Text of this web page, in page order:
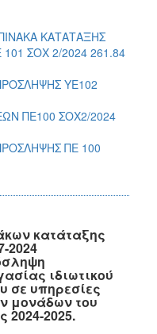
ΚΑΤΑΤΑΞΗΣ
ΣΟΧ 2/2024 261.84
ΥΕ102
ΠΕ100 ΣΟΧ2/2024
ΠΕ 100
κατάταξης
2024
ιδιωτικού
σε υπηρεσίες
μονάδων του
2024-2025.